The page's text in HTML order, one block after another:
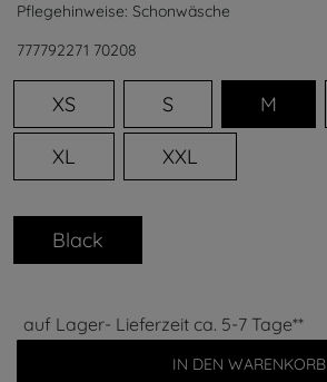
Pflegehinweise: Schonwäsche
777792271 70208
XS S M
XL XXL
Black
auf Lager- Lieferzeit ca. 5-7 Tage**
IN DEN WARENKORB